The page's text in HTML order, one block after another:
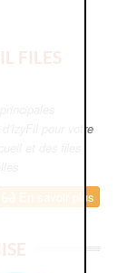
FILES
d'IzyFil pour votre
En savoir plus